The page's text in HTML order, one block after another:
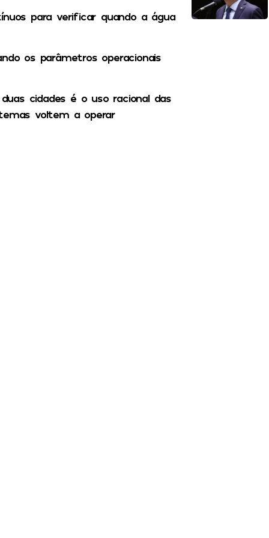
para verificar quando a água
os parâmetros operacionais
cidades é o uso racional das
voltem a operar